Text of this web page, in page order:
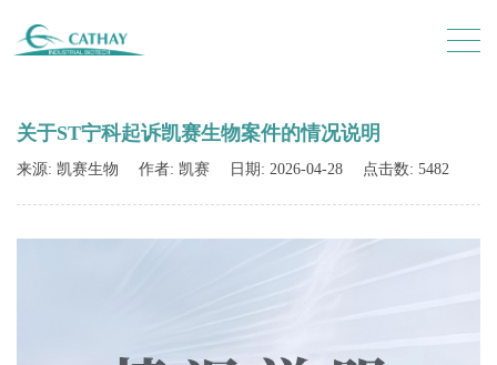
关于ST宁科起诉凯赛生物案件的情况说明
来源: 凯赛生物 作者: 凯赛 日期: 2026-04-28 点击数: 5482